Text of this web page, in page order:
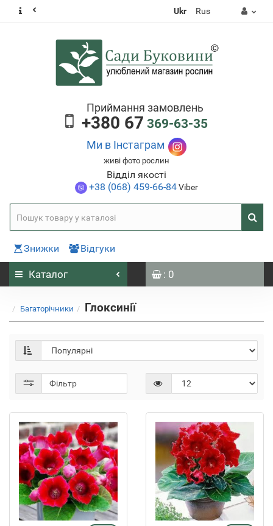
Ukr Rus
Приймання замовлень
+380 67 369-63-35
Ми в Інстаграм
живі фото рослин
Відділ якості
+38 (068) 459-66-84Viber
Знижки Відгуки
Каталог : 0
Багаторічники Глоксинії
Фільтр